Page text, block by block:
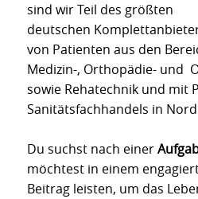
sind wir Teil des größten
deutschen
von Patienten aus den
Medizin-, Orthopädie- und
sowie Rehatechnik und mit
Sanitätsfachhandels in
Du suchst nach einer
möchtest in einem
Beitrag leisten, um das